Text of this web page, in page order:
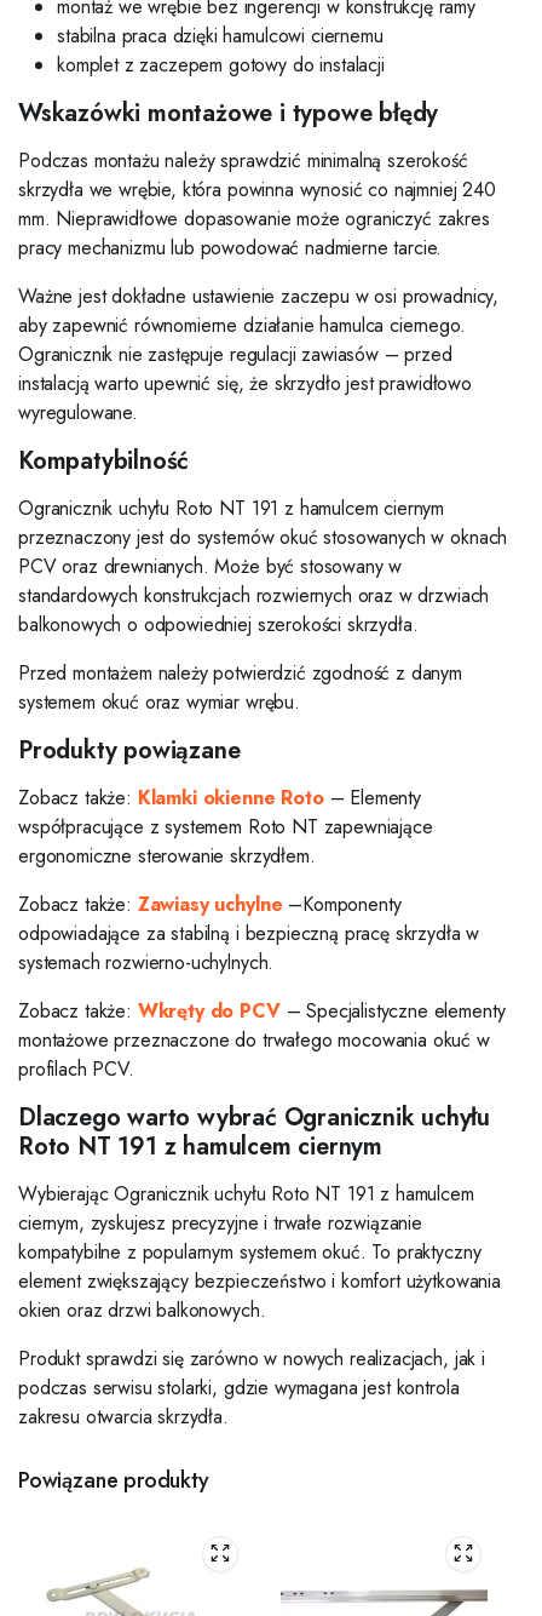
montaż we wrębie bez ingerencji w konstrukcję ramy
stabilna praca dzięki hamulcowi ciernemu
komplet z zaczepem gotowy do instalacji
Wskazówki montażowe i typowe błędy
Podczas montażu należy sprawdzić minimalną szerokość
skrzydła we wrębie, która powinna wynosić co najmniej 240
mm. Nieprawidłowe dopasowanie może ograniczyć zakres
pracy mechanizmu lub powodować nadmierne tarcie.
Ważne jest dokładne ustawienie zaczepu w osi prowadnicy,
aby zapewnić równomierne działanie hamulca ciernego.
Ogranicznik nie zastępuje regulacji zawiasów – przed
instalacją warto upewnić się, że skrzydło jest prawidłowo
wyregulowane.
Kompatybilność
Ogranicznik uchyłu Roto NT 191 z hamulcem ciernym
przeznaczony jest do systemów okuć stosowanych w oknach
PCV oraz drewnianych. Może być stosowany w
standardowych konstrukcjach rozwiernych oraz w drzwiach
balkonowych o odpowiedniej szerokości skrzydła.
Przed montażem należy potwierdzić zgodność z danym
systemem okuć oraz wymiar wrębu.
Produkty powiązane
Zobacz także: Klamki okienne Roto – Elementy
współpracujące z systemem Roto NT zapewniające
ergonomiczne sterowanie skrzydłem.
Zobacz także: Zawiasy uchylne –Komponenty
odpowiadające za stabilną i bezpieczną pracę skrzydła w
systemach rozwierno-uchylnych.
Zobacz także: Wkręty do PCV – Specjalistyczne elementy
montażowe przeznaczone do trwałego mocowania okuć w
profilach PCV.
Dlaczego warto wybrać Ogranicznik uchyłu
Roto NT 191 z hamulcem ciernym
Wybierając Ogranicznik uchyłu Roto NT 191 z hamulcem
ciernym, zyskujesz precyzyjne i trwałe rozwiązanie
kompatybilne z popularnym systemem okuć. To praktyczny
element zwiększający bezpieczeństwo i komfort użytkowania
okien oraz drzwi balkonowych.
Produkt sprawdzi się zarówno w nowych realizacjach, jak i
podczas serwisu stolarki, gdzie wymagana jest kontrola
zakresu otwarcia skrzydła.
Powiązane produkty